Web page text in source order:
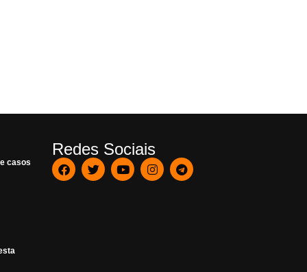
casos
Redes Sociais